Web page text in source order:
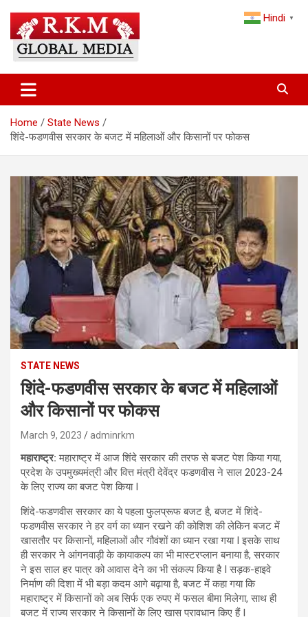
content
Latest Hindi News & Breaking
News – RKM Global Media
and the World
Home
State News
शिंदे-फडणवीस सरकार के बजट में महिलाओं और किसानों पर फोकस
STATE NEWS
शिंदे-फडणवीस सरकार के बजट में महिलाओं
और किसानों पर फोकस
March 9, 2023 adminrkm
महाराष्ट्र: महाराष्ट्र में आज शिंदे सरकार की तरफ से बजट पेश किया गया,
प्रदेश के उपमुख्यमंत्री और वित्त मंत्री देवेंद्र फडणवीस ने साल 2023-24
के लिए राज्य का बजट पेश किया I
शिंदे-फडणवीस सरकार का ये पहला फुलप्रूफ बजट है, बजट में शिंदे-
फडणवीस सरकार ने हर वर्ग का ध्यान रखने की कोशिश की लेकिन बजट में
खासतौर पर किसानों, महिलाओं और गौवंशों का ध्यान रखा गया I इसके साथ
ही सरकार ने आंगनवाड़ी के कायाकल्प का भी मास्टरप्लान बनाया है, सरकार
ने इस साल हर पात्र को आवास देने का भी संकल्प किया है I सड़क-हाइवे
निर्माण की दिशा में भी बड़ा कदम आगे बढ़ाया है, बजट में कहा गया कि
महाराष्ट्र में किसानों को अब सिर्फ एक रुपए में फसल बीमा मिलेगा, साथ ही
बजट में राज्य सरकार ने किसानों के लिए खास प्रावधान किए हैं I
Hindi ▼